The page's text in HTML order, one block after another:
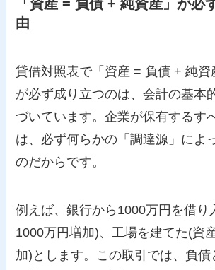
「資産 = 負債 + 純資産」が必
由
貸借対照表で「資産 = 負債 + 純資
が必ず成り立つのは、会計の基本
づいています。企業が保有するす
は、必ず何らかの「調達源」によ
のだからです。
例えば、銀行から1000万円を借り
1000万円増加)、工場を建てた(資
加)とします。この取引では、負